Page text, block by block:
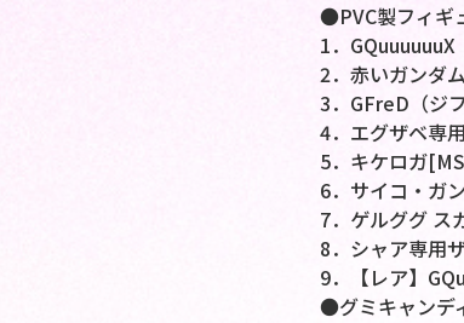
●PVC製フィギ
1．GQuuuuuuX
2．赤いガンダム
3．GFreD（ジフ
4．エグザベ専
5．キケロガ
6．サイコ・ガ
7．ゲルググ ス
8．シャア専用ザ
9．【レア】
●グミキャンデ